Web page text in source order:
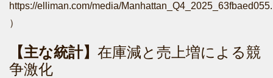
https://elliman.com/media/
）
【主な統計】 在庫減と売上増による競
争激化